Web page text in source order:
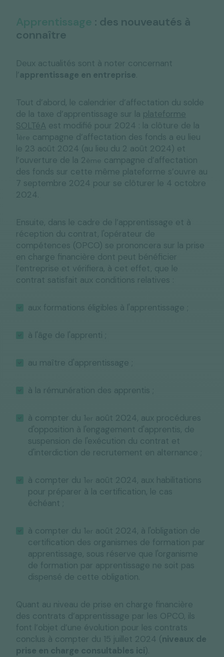
Apprentissage : des nouveautés à
connaître
Deux actualités sont à noter concernant
l’apprentissage en entreprise
Tout d’abord, le calendrier d’affectation du solde
de la taxe d’apprentissage sur la plateforme
SOLTéA est modifié pour 2024 : la clôture de la
1ère campagne d’affectation des fonds a eu lieu
le 23 août 2024 (au lieu du 2 août 2024) et
l’ouverture de la 2ème campagne d’affectation
des fonds sur cette même plateforme s’ouvre au
7 septembre 2024 pour se clôturer le 4 octobre
2024.
Ensuite, dans le cadre de l’apprentissage et à
réception du contrat, l'opérateur de
compétences (OPCO) se prononcera sur la prise
en charge financière dont peut bénéficier
l’entreprise et vérifiera, à cet effet, que le
contrat satisfait aux conditions relatives :
aux formations éligibles à l'apprentissage ;
à l'âge de l'apprenti ;
au maître d'apprentissage ;
à la rémunération des apprentis ;
à compter du 1er août 2024, aux procédures
d'opposition à l'engagement d'apprentis, de
suspension de l'exécution du contrat et
d'interdiction de recrutement en alternance ;
à compter du 1er août 2024, aux habilitations
pour préparer à la certification, le cas
échéant ;
à compter du 1er août 2024, à l'obligation de
certification des organismes de formation par
apprentissage, sous réserve que l'organisme
de formation par apprentissage ne soit pas
dispensé de cette obligation.
Quant au niveau de prise en charge financière
des contrats d’apprentissage par les OPCO, ils
font l’objet d’une évolution pour les contrats
conclus à compter du 15 juillet 2024 (niveaux de
prise en charge consultables ici).